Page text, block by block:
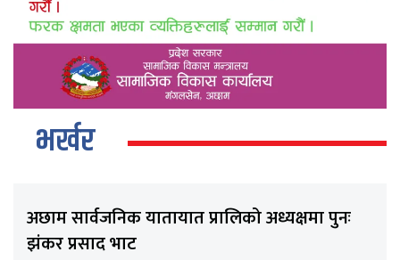
भर्खर
अछाम सार्वजनिक यातायात प्रालिको अध्यक्षमा पुनः
झंकर प्रसाद भाट